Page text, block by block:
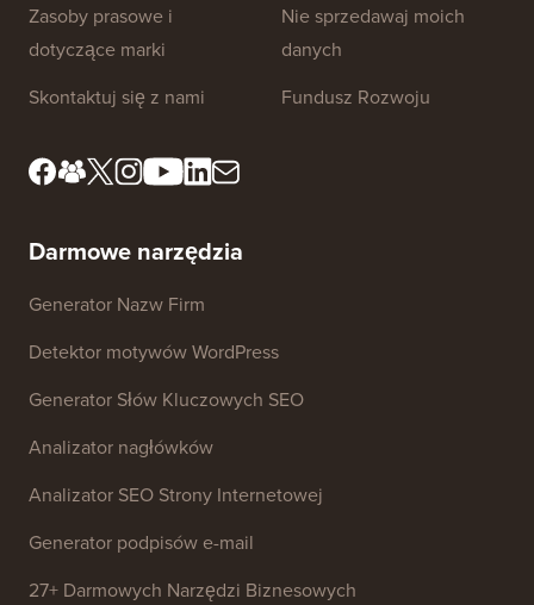
Zasoby prasowe i
dotyczące marki
Skontaktuj się z nami
Nie sprzedawaj moich
danych
Fundusz Rozwoju
Darmowe narzędzia
Generator Nazw Firm
Detektor motywów WordPress
Generator Słów Kluczowych SEO
Analizator nagłówków
Analizator SEO Strony Internetowej
Generator podpisów e-mail
27+ Darmowych Narzędzi Biznesowych